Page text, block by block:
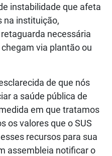
instabilidade que afeta
na instituição,
necessária
via plantão ou
de que nós
a saúde pública de
em que tratamos
os valores que o SUS
recursos para sua
assembleia notificar o